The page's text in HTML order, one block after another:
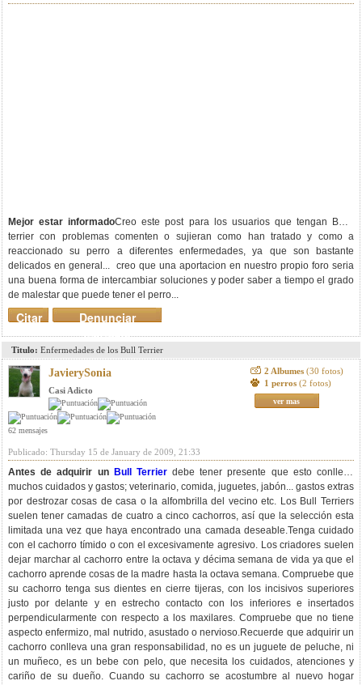
Mejor estar informadoCreo este post para los usuarios que tengan Bulls
terrier con problemas comenten o sujieran como han tratado y como a
reaccionado su perro a diferentes enfermedades, ya que son bastante
delicados en general... creo que una aportacion en nuestro propio foro seria
una buena forma de intercambiar soluciones y poder saber a tiempo el grado
de malestar que puede tener el perro...
Denunciar
mensaje
Citar
Titulo: Enfermedades de los Bull Terrier
JavierySonia
Casi Adicto
62 mensajes
2 Albumes (30 fotos)
1 perros (2 fotos)
ver mas
Publicado: Thursday 15 de January de 2009, 21:33
Antes de adquirir un Bull Terrier debe tener presente que esto conlleva
muchos cuidados y gastos; veterinario, comida, juguetes, jabón... gastos extras
por destrozar cosas de casa o la alfombrilla del vecino etc. Los Bull Terriers
suelen tener camadas de cuatro a cinco cachorros, así que la selección esta
limitada una vez que haya encontrado una camada deseable.Tenga cuidado
con el cachorro tímido o con el excesivamente agresivo. Los criadores suelen
dejar marchar al cachorro entre la octava y décima semana de vida ya que el
cachorro aprende cosas de la madre hasta la octava semana. Compruebe que
su cachorro tenga sus dientes en cierre tijeras, con los incisivos superiores
justo por delante y en estrecho contacto con los inferiores e insertados
perpendicularmente con respecto a los maxilares. Compruebe que no tiene
aspecto enfermizo, mal nutrido, asustado o nervioso.Recuerde que adquirir un
cachorro conlleva una gran responsabilidad, no es un juguete de peluche, ni
un muñeco, es un bebe con pelo, que necesita los cuidados, atenciones y
cariño de su dueño. Cuando su cachorro se acostumbre al nuevo hogar